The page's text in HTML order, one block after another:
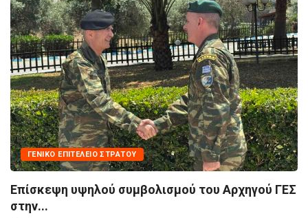
ΣΤΡΑΤΟΎ
συμβολισμού του Αρχηγού ΓΕΣ
ΓΕΑ
Επίσκεψη
Στοχευμένη...
29 Απριλίου